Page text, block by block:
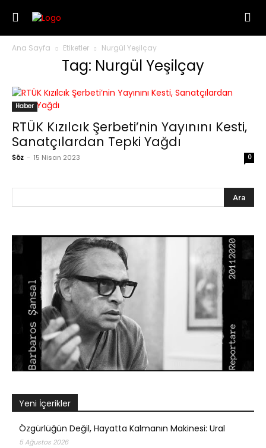
Ana Sayfa Etiketler Nurgül Yeşilçay
Tag: Nurgül Yeşilçay
Haber
RTÜK Kızılcık Şerbeti’nin Yayınını Kesti,
Sanatçılardan Tepki Yağdı
Söz - 15 Nisan 2023 0
Yeni İçerikler
Özgürlüğün Değil, Hayatta Kalmanın Makinesi: Ural
5 Ağustos 2026